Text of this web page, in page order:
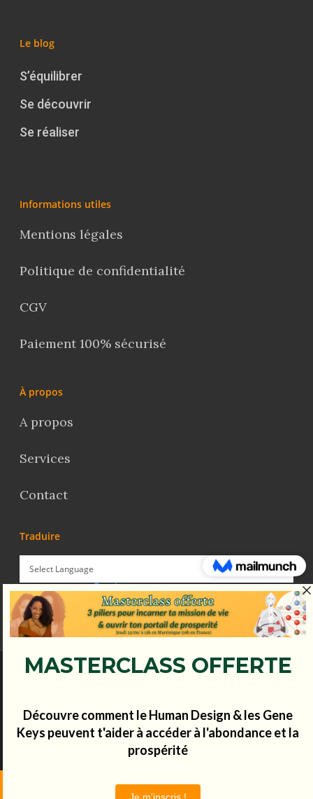
Le blog
S’équilibrer
Se découvrir
Se réaliser
Informations utiles
Mentions légales
Politique de confidentialité
CGV
Paiement 100% sécurisé
À propos
A propos
Services
Contact
Traduire
Powered by Translate